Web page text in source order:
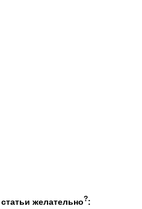
желательно?: